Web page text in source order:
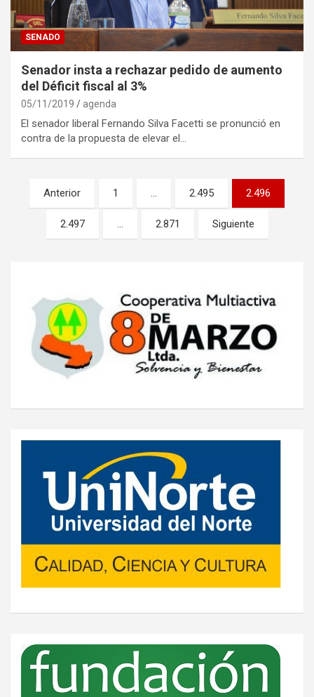
SENADO
Senador insta a rechazar pedido de aumento
del Déficit fiscal al 3%
05/11/2019 agenda
El senador liberal Fernando Silva Facetti se pronunció en
contra de la propuesta de elevar el…
Navegación
de
entradas
Anterior 1 … 2.495 2.496
2.497 … 2.871 Siguiente